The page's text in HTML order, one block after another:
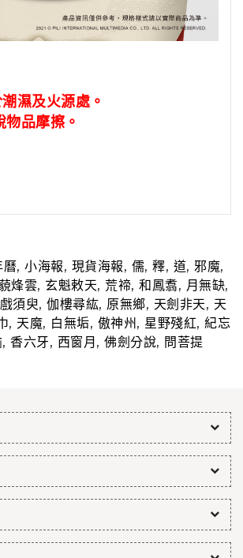
濕及火源處。
物品摩擦。
曆,小海報, 現貨海報, 儒,釋, 道,邪魔,
藐烽雲, 玄魁敕天, 荒禘, 和鳳翥, 月無缺,
戲須臾,伽樓尋紘, 原無鄉, 天劍非天, 天
, 天魔, 白無垢, 傲神州 , 星野殘紅,紀忘
, 香六牙, 西窗月 , 佛劍分說, 問菩提